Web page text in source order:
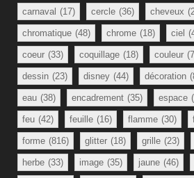
carnaval (17) cercle (36) cheveux
chromatique (48) chrome (18) ciel
coeur (33) coquillage (18) couleur
dessin (23) disney (44) décoration
eau (38) encadrement (35) espace
feu (42) feuille (16) flamme (30)
forme (816) glitter (18) grille (23)
herbe (33) image (35) jaune (46)